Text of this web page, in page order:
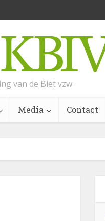
van de Biet vzw
Media Contact